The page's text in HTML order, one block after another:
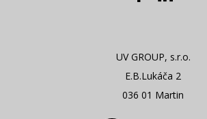
UV GROUP, s.r.o.
E.B.Lukáča 2
036 01 Martin